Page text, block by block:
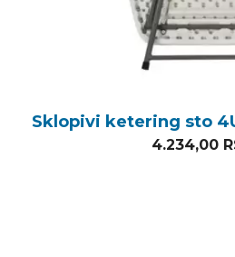
Sklopivi ketering sto
4.234,00